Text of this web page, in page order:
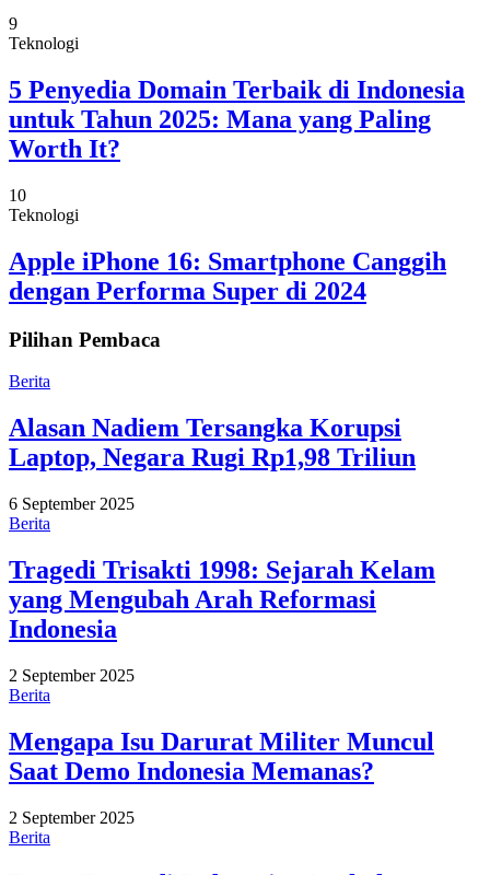
9
Teknologi
5 Penyedia Domain Terbaik di Indonesia
untuk Tahun 2025: Mana yang Paling
Worth It?
10
Teknologi
Apple iPhone 16: Smartphone Canggih
dengan Performa Super di 2024
Pilihan Pembaca
Berita
Alasan Nadiem Tersangka Korupsi
Laptop, Negara Rugi Rp1,98 Triliun
6 September 2025
Berita
Tragedi Trisakti 1998: Sejarah Kelam
yang Mengubah Arah Reformasi
Indonesia
2 September 2025
Berita
Mengapa Isu Darurat Militer Muncul
Saat Demo Indonesia Memanas?
2 September 2025
Berita